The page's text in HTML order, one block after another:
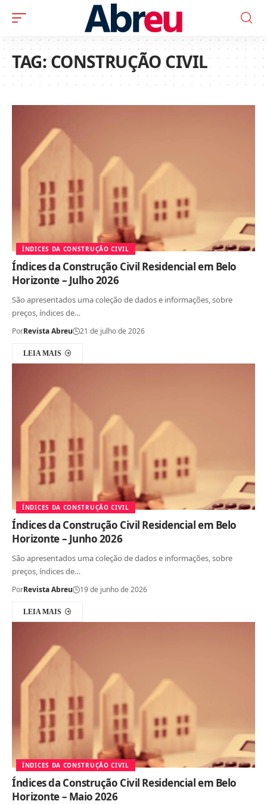
TAG:CONSTRUÇÃO CIVIL
ÍNDICES DA CONSTRUÇÃO CIVIL
Índices da Construção Civil Residencial em Belo
Horizonte – Julho 2026
São apresentados uma coleção de dados e informações, sobre
preços, índices de…
PorRevista Abreu 21 de julho de 2026
LEIA MAIS
ÍNDICES DA CONSTRUÇÃO CIVIL
Índices da Construção Civil Residencial em Belo
Horizonte – Junho 2026
São apresentados uma coleção de dados e informações, sobre
preços, índices de…
PorRevista Abreu 19 de junho de 2026
LEIA MAIS
ÍNDICES DA CONSTRUÇÃO CIVIL
Índices da Construção Civil Residencial em Belo
Horizonte – Maio 2026